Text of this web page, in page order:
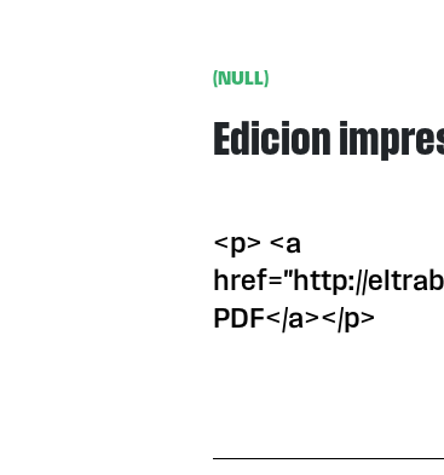
(NULL)
Edicion
<p> <a
href="http://
PDF</a></p>